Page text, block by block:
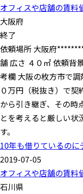
オフィスや店舗の賃料
大阪府
終了
依頼場所 大阪府
舗 広さ ４０㎡ 依頼背
考欄 大阪の枚方市で
０万円（税抜き）で
から引き継ぎ、その時
とを考えると厳しい状
す。
10年も借りているの
2019-07-05
オフィスや店舗の賃料
石川県